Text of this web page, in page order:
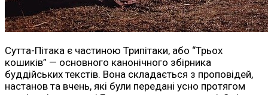
Сутта-Пітака є частиною Трипітаки, або “Трьох
кошиків” — основного канонічного збірника
буддійських текстів. Вона складається з проповідей,
настанов та вчень, які були передані усно протягом